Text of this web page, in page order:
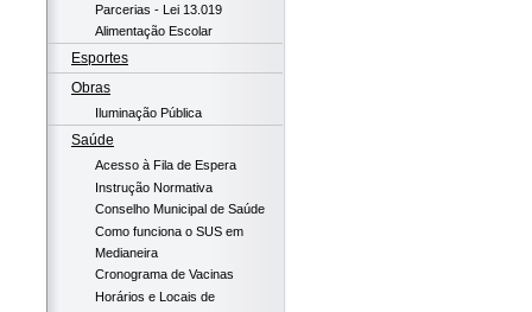
Parcerias - Lei 13.019
Alimentação Escolar
Esportes
Obras
Iluminação Pública
Saúde
Acesso à Fila de Espera
Instrução Normativa
Conselho Municipal de Saúde
Como funciona o SUS em
Medianeira
Cronograma de Vacinas
Horários e Locais de